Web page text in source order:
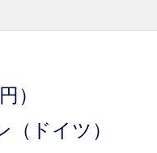
）
ドイツ）